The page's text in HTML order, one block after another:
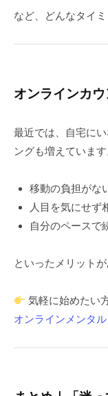
など、どんなタイ
オンラインカ
最近では、自宅に
ングも増えています
移動の負担がな
人目を気にせず
自分のペースで
といったメリット
気軽に始めたい
オンラインメンタ